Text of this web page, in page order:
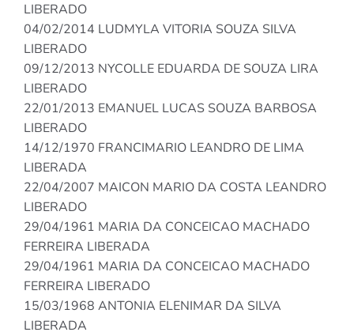
LIBERADO
04/02/2014 LUDMYLA VITORIA SOUZA SILVA
LIBERADO
09/12/2013 NYCOLLE EDUARDA DE SOUZA LIRA
LIBERADO
22/01/2013 EMANUEL LUCAS SOUZA BARBOSA
LIBERADO
14/12/1970 FRANCIMARIO LEANDRO DE LIMA
LIBERADA
22/04/2007 MAICON MARIO DA COSTA LEANDRO
LIBERADO
29/04/1961 MARIA DA CONCEICAO MACHADO
FERREIRA LIBERADA
29/04/1961 MARIA DA CONCEICAO MACHADO
FERREIRA LIBERADO
15/03/1968 ANTONIA ELENIMAR DA SILVA
LIBERADA